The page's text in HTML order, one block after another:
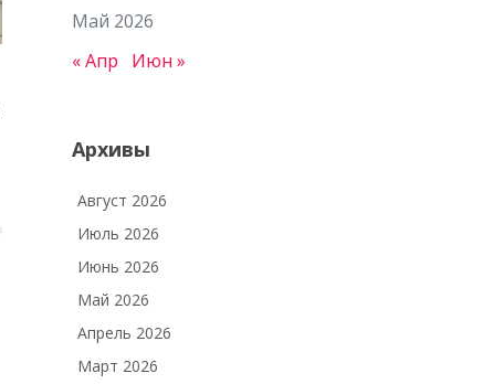
Май 2026
« Апр Июн »
Архивы
Август 2026
Июль 2026
Июнь 2026
Май 2026
Апрель 2026
Март 2026